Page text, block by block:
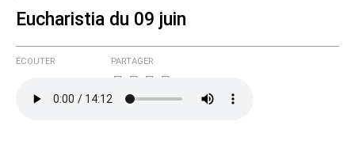
Courriel (non publié)
Eucharistia du 09 juin
ÉCOUTER PARTAGER